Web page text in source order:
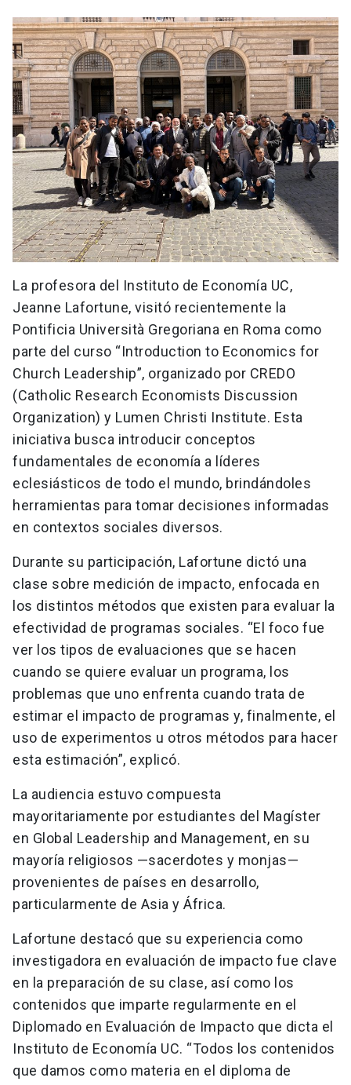
La profesora del Instituto de Economía UC,
Jeanne Lafortune, visitó recientemente la
Pontificia Università Gregoriana en Roma como
parte del curso “Introduction to Economics for
Church Leadership”, organizado por CREDO
(Catholic Research Economists Discussion
Organization) y Lumen Christi Institute. Esta
iniciativa busca introducir conceptos
fundamentales de economía a líderes
eclesiásticos de todo el mundo, brindándoles
herramientas para tomar decisiones informadas
en contextos sociales diversos.
Durante su participación, Lafortune dictó una
clase sobre medición de impacto, enfocada en
los distintos métodos que existen para evaluar la
efectividad de programas sociales. “El foco fue
ver los tipos de evaluaciones que se hacen
cuando se quiere evaluar un programa, los
problemas que uno enfrenta cuando trata de
estimar el impacto de programas y, finalmente, el
uso de experimentos u otros métodos para hacer
esta estimación”, explicó.
La audiencia estuvo compuesta
mayoritariamente por estudiantes del Magíster
en Global Leadership and Management, en su
mayoría religiosos —sacerdotes y monjas—
provenientes de países en desarrollo,
particularmente de Asia y África.
Lafortune destacó que su experiencia como
investigadora en evaluación de impacto fue clave
en la preparación de su clase, así como los
contenidos que imparte regularmente en el
Diplomado en Evaluación de Impacto que dicta el
Instituto de Economía UC. “Todos los contenidos
que damos como materia en el diploma de